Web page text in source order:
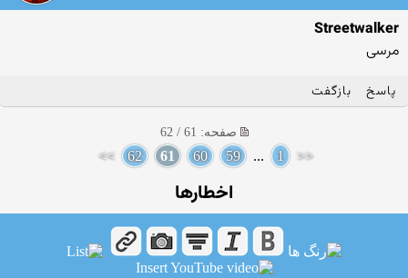
Streetwalker
مرسی
پاسخ بازگفت
صفحه: 61 / 62
<<
1
...
59
60
61
62
>>
اخطارها